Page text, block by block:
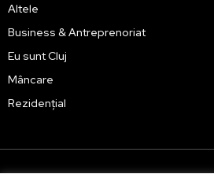
Altele
Business & Antreprenoriat
Eu sunt Cluj
Mâncare
Rezidențial